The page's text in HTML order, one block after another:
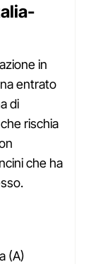
in
entrato
di
rischia
che ha
(A)